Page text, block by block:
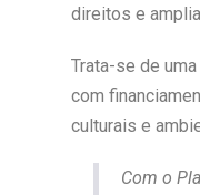
direitos e
Trata-se de
com
culturais e
Com o